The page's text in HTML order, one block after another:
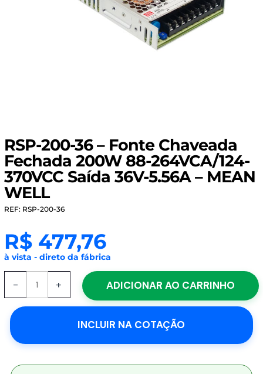
RSP-200-36 – Fonte Chaveada
Fechada 200W 88-264VCA/124-
370VCC Saída 36V-5.56A – MEAN
WELL
REF: RSP-200-36
R$477,76
à vista - direto da fábrica
-
Fonte
Chaveada
200W
+ ADICIONAR AO CARRINHO
INCLUIR NA COTAÇÃO